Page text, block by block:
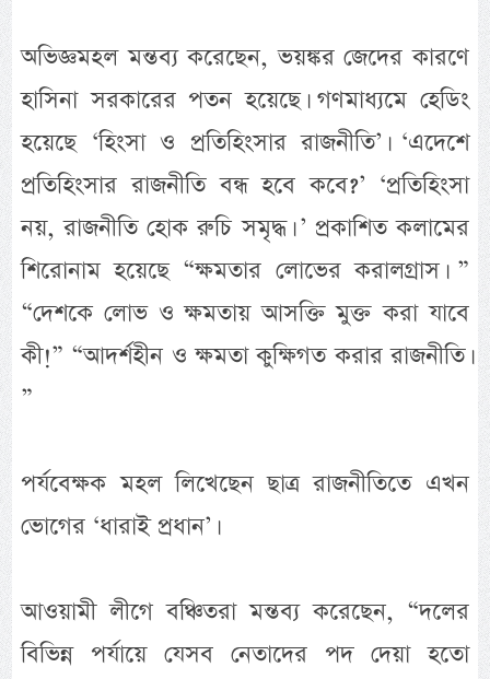
অভিজ্ঞমহল মন্তব্য করেছেন, ভয়ঙ্কর জেদের কারণে
হাসিনা সরকারের পতন হয়েছে। গণমাধ্যমে হেডিং
হয়েছে ‘হিংসা ও প্রতিহিংসার রাজনীতি’। ‘এদেশে
প্রতিহিংসার রাজনীতি বন্ধ হবে কবে?’ ‘প্রতিহিংসা
নয়, রাজনীতি হোক রুচি সমৃদ্ধ। ’ প্রকাশিত কলামের
শিরোনাম হয়েছে “ক্ষমতার লোভের করালগ্রাস। ”
“দেশকে লোভ ও ক্ষমতায় আসক্তি মুক্ত করা যাবে
কী!” “আদর্শহীন ও ক্ষমতা কুক্ষিগত করার রাজনীতি।
”
পর্যবেক্ষক মহল লিখেছেন ছাত্র রাজনীতিতে এখন
ভোগের ‘ধারাই প্রধান’।
আওয়ামী লীগে বঞ্চিতরা মন্তব্য করেছেন, “দলের
বিভিন্ন পর্যায়ে যেসব নেতাদের পদ দেয়া হতো